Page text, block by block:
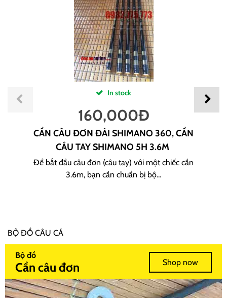
In stock
160,000Đ
CẦN CÂU ĐƠN ĐÀI SHIMANO 360, CẦN
CÂU TAY SHIMANO 5H 3.6M
Để bắt đầu câu đơn (câu tay) với một chiếc cần
3.6m, bạn cần chuẩn bị bộ...
BỘ ĐỒ CÂU CÁ
Bộ đồ
Cần câu đơn Shop now